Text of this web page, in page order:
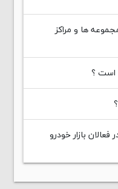
ها و مراکز
است ؟
فعالان بازار خودرو